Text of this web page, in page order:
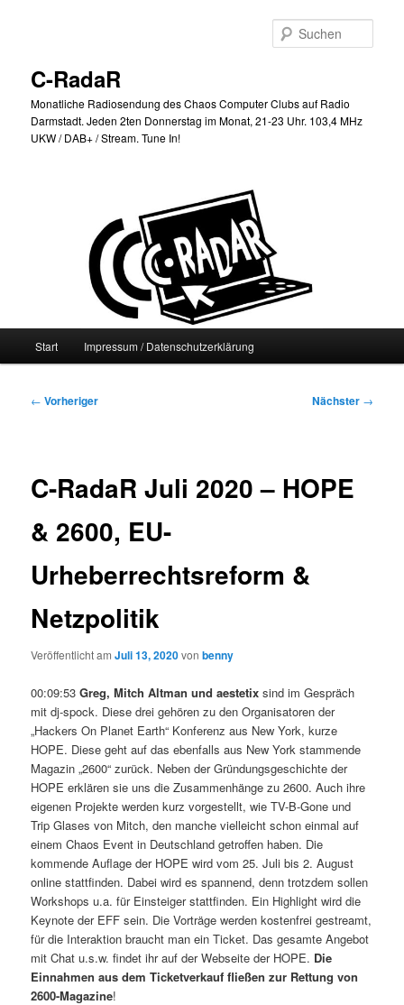
C-RadaR
Monatliche Radiosendung des Chaos Computer Clubs auf Radio
Darmstadt. Jeden 2ten Donnerstag im Monat, 21-23 Uhr. 103,4 MHz
UKW / DAB+ / Stream. Tune In!
Start Impressum / Datenschutzerklärung
Beitragsnavigation
← Vorheriger Nächster →
C-RadaR Juli 2020 – HOPE
& 2600, EU-
Urheberrechtsreform &
Netzpolitik
Veröffentlicht amJuli 13, 2020vonbenny
00:09:53Greg, Mitch Altman und aestetix sind im Gespräch
mit dj-spock. Diese drei gehören zu den Organisatoren der
„Hackers On Planet Earth“ Konferenz aus New York, kurze
HOPE. Diese geht auf das ebenfalls aus New York stammende
Magazin „2600“ zurück. Neben der Gründungsgeschichte der
HOPE erklären sie uns die Zusammenhänge zu 2600. Auch ihre
eigenen Projekte werden kurz vorgestellt, wie TV-B-Gone und
Trip Glases von Mitch, den manche vielleicht schon einmal auf
einem Chaos Event in Deutschland getroffen haben. Die
kommende Auflage der HOPE wird vom 25. Juli bis 2. August
online stattfinden. Dabei wird es spannend, denn trotzdem sollen
Workshops u.a. für Einsteiger stattfinden. Ein Highlight wird die
Keynote der EFF sein. Die Vorträge werden kostenfrei gestreamt,
für die Interaktion braucht man ein Ticket. Das gesamte Angebot
mit Chat u.s.w. findet ihr auf der Webseite der HOPE. Die
Einnahmen aus dem Ticketverkauf fließen zur Rettung von
2600-Magazine!